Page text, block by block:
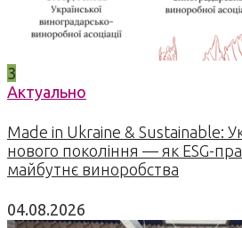
3
Актуально
Made in Ukraine & Sustainable:
нового покоління — як ESG-
майбутнє виноробства
04.08.2026